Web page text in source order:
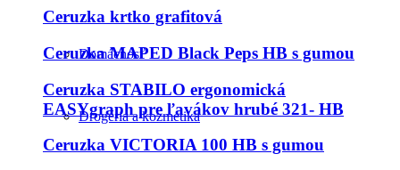
Domácnosť
Drogéria a kozmetika
Ceruzka krtko grafitová
Ceruzka MAPED Black Peps HB s gumou
Ceruzka STABILO ergonomická
EASYgraph pre ľavákov hrubé 321- HB
Ceruzka VICTORIA 100 HB s gumou